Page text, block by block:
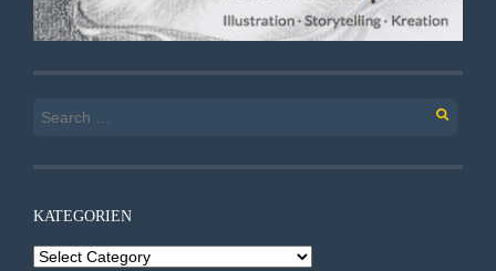
Search
KATEGORIEN
Kategorien